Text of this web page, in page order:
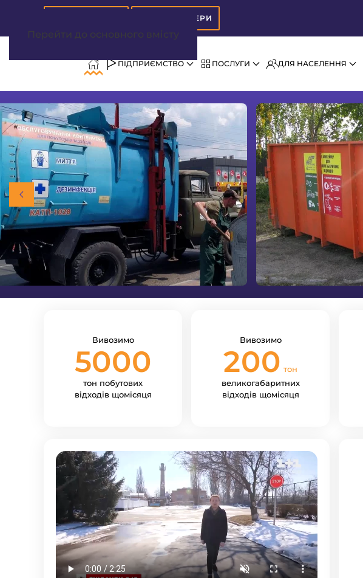
Перейти до основного вмісту
ДИСПЕТЧЕРИ
ПІДПРИЄМСТВО ПОСЛУГИ ДЛЯ НАСЕЛЕННЯ
Вивозимо
5000
тон побутових
відходів щомісяця
Вивозимо
200 тон
великогабаритних
відходів щомісяця